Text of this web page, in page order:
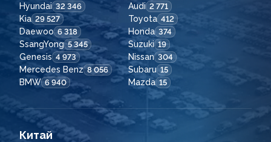
Hyundai 32 346 Audi 2 771
Kia 29 527 Toyota 412
Daewoo 6 318 Honda 374
SsangYong 5 345 Suzuki 19
Genesis 4 973 Nissan 304
Mercedes Benz 8 056 Subaru 15
BMW 6 940 Mazda 15
Китай